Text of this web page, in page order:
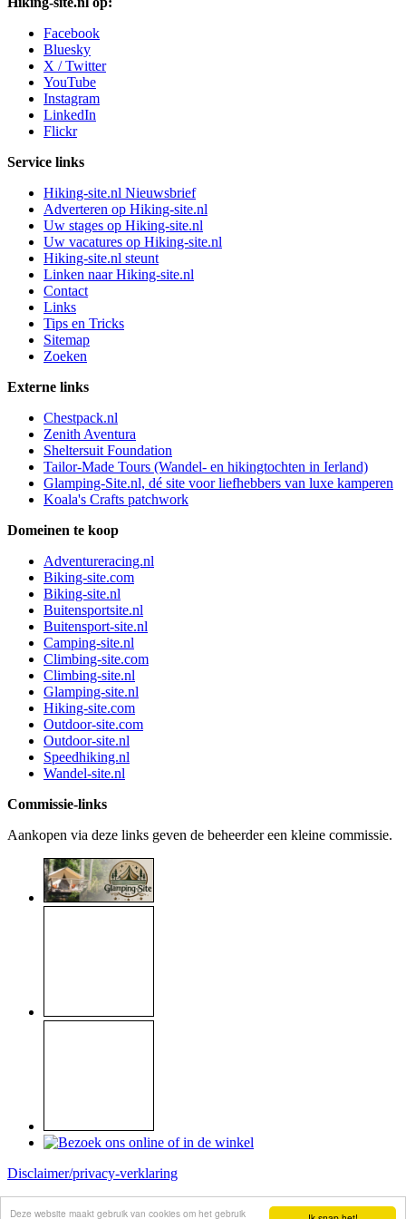
Deze website maakt gebruik van cookies om het gebruik
Facebook
Bluesky
X / Twitter
YouTube
Instagram
LinkedIn
Flickr
Service links
Hiking-site.nl Nieuwsbrief
Adverteren op Hiking-site.nl
Uw stages op Hiking-site.nl
Uw vacatures op Hiking-site.nl
Hiking-site.nl steunt
Linken naar Hiking-site.nl
Contact
Links
Tips en Tricks
Sitemap
Zoeken
Externe links
Chestpack.nl
Zenith Aventura
Sheltersuit Foundation
Tailor-Made Tours (Wandel- en hikingtochten in Ierland)
Glamping-Site.nl, dé site voor liefhebbers van luxe kamperen
Koala's Crafts patchwork
Domeinen te koop
Adventureracing.nl
Biking-site.com
Biking-site.nl
Buitensportsite.nl
Buitensport-site.nl
Camping-site.nl
Climbing-site.com
Climbing-site.nl
Glamping-site.nl
Hiking-site.com
Outdoor-site.com
Outdoor-site.nl
Speedhiking.nl
Wandel-site.nl
Commissie-links
Aankopen via deze links geven de beheerder een kleine commissie.
Disclaimer/privacy-verklaring